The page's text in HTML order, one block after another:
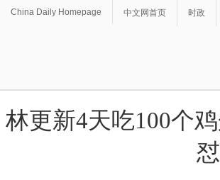
China Daily Homepage 中文网首页 时政
林更新4天吃100个